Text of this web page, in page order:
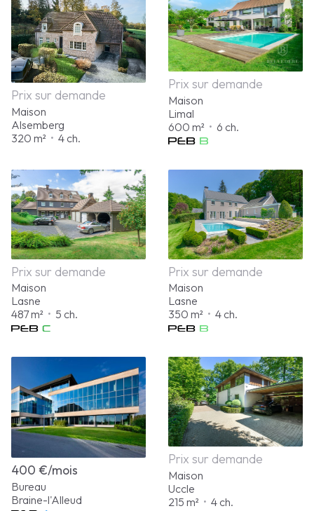
Prix sur demande
Maison
Alsemberg
320 m² • 4 ch.
Prix sur demande
Maison
Limal
600 m² • 6 ch.
Prix sur demande
Maison
Lasne
487 m² • 5 ch.
Prix sur demande
Maison
Lasne
350 m² • 4 ch.
400 €/mois
Bureau
Braine-l'Alleud
Prix sur demande
Maison
Uccle
215 m² • 4 ch.